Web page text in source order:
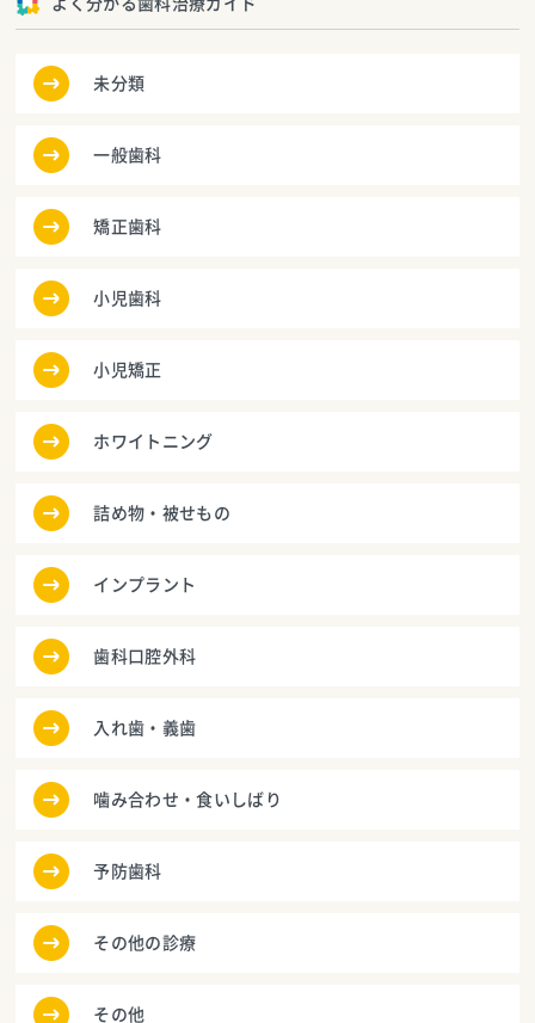
よく分かる歯科治療ガイド
未分類
一般歯科
矯正歯科
小児歯科
小児矯正
ホワイトニング
詰め物・被せもの
インプラント
歯科口腔外科
入れ歯・義歯
噛み合わせ・食いしばり
予防歯科
その他の診療
その他